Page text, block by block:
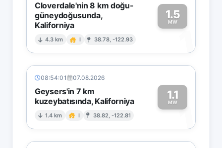
Cloverdale'nin 8 km doğu-
güneydoğusunda,
Kaliforniya
4.3 km I 38.78, -122.93
1.5
MW
1
08:54:01 07.08.2026
Geysers'in 7 km
kuzeybatısında, Kaliforniya
1.4 km I 38.82, -122.81
1.1
MW1